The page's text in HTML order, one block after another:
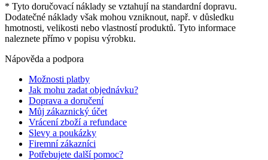
* Tyto doručovací náklady se vztahují na standardní dopravu.
Dodatečné náklady však mohou vzniknout, např. v důsledku
hmotnosti, velikosti nebo vlastností produktů. Tyto informace
naleznete přímo v popisu výrobku.
Nápověda a podpora
Možnosti platby
Jak mohu zadat objednávku?
Doprava a doručení
Můj zákaznický účet
Vrácení zboží a refundace
Slevy a poukázky
Firemní zákazníci
Potřebujete další pomoc?